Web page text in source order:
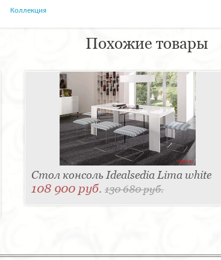
Коллекция
Похожие товары
Стол консоль Idealsedia Lima white
108 900 руб. 130 680 руб.